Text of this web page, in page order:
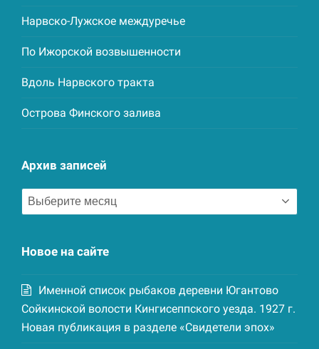
Нарвско-Лужское междуречье
По Ижорской возвышенности
Вдоль Нарвского тракта
Острова Финского залива
Архив записей
Архив
записей
Новое на сайте
Именной список рыбаков деревни Югантово
Сойкинской волости Кингисеппского уезда. 1927 г.
Новая публикация в разделе «Свидетели эпох»